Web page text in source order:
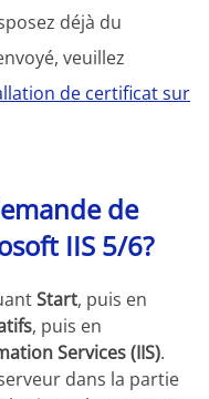
déjà du
veuillez
de certificat sur
de
IIS 5/6?
Start, puis en
, puis en
Services (IIS).
dans la partie